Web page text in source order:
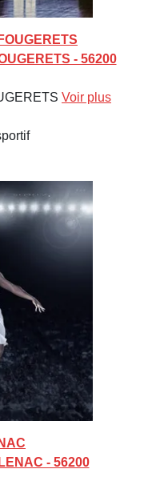
- 56200
Voir plus
- 56200